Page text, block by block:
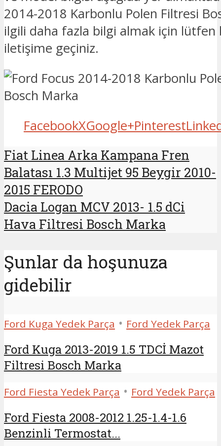
2014-2018 Karbonlu Polen Filtresi
ilgili daha fazla bilgi almak için lütfen
iletişime geçiniz.
FacebookXGoogle+Pinterest
Fiat Linea Arka Kampana Fren
Balatası 1.3 Multijet 95 Beygir 2010-
2015 FERODO
Dacia Logan MCV 2013- 1.5 dCi
Hava Filtresi Bosch Marka
Şunlar da hoşunuza
gidebilir
Ford Kuga Yedek Parça • Ford Yedek Parça
Ford Kuga 2013-2019 1.5 TDCİ Mazot
Filtresi Bosch Marka
Ford Fiesta Yedek Parça • Ford Yedek Parça
Ford Fiesta 2008-2012 1.25-1.4-1.6
Benzinli Termostat...